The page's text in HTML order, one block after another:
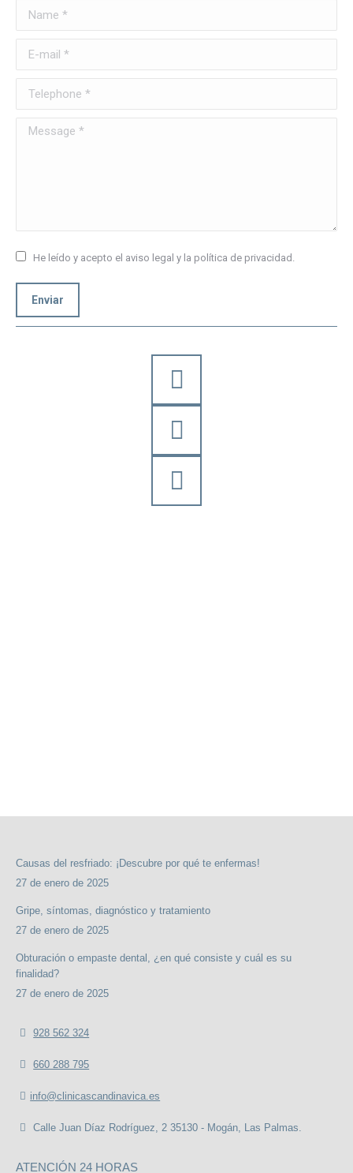
Name *
E-mail *
Telephone *
Message *
He leído y acepto el aviso legal y la política de privacidad.
Enviar
Causas del resfriado: ¡Descubre por qué te enfermas!
27 de enero de 2025
Gripe, síntomas, diagnóstico y tratamiento
27 de enero de 2025
Obturación o empaste dental, ¿en qué consiste y cuál es su
finalidad?
27 de enero de 2025
928 562 324
660 288 795
info@clinicascandinavica.es
Calle Juan Díaz Rodríguez, 2 35130 - Mogán, Las Palmas.
ATENCIÓN 24 HORAS